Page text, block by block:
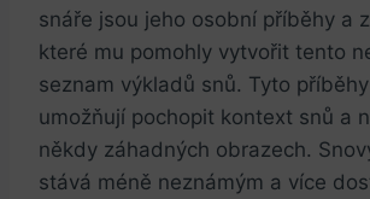
snáře jsou jeho​ osobní příběhy a
které mu pomohly vytvořit‍ tento
seznam výkladů snů. Tyto
umožňují pochopit kontext snů a
někdy záhadných obrazech.
stává méně neznámým⁣ a více